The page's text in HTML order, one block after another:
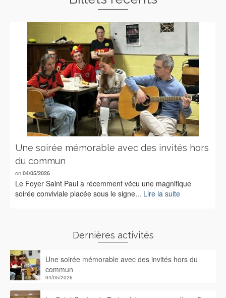
Une soirée mémorable avec des invités hors
du commun
on 04/05/2026
Le Foyer Saint Paul a récemment vécu une magnifique
soirée conviviale placée sous le signe... Lire la suite
Dernières activités
Une soirée mémorable avec des invités hors du
commun
04/05/2026